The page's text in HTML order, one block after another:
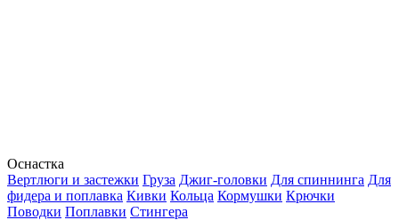
Оснастка
Вертлюги и застежки Груза Джиг-головки Для спиннинга Для
фидера и поплавка Кивки Кольца Кормушки Крючки
Поводки Поплавки Стингера